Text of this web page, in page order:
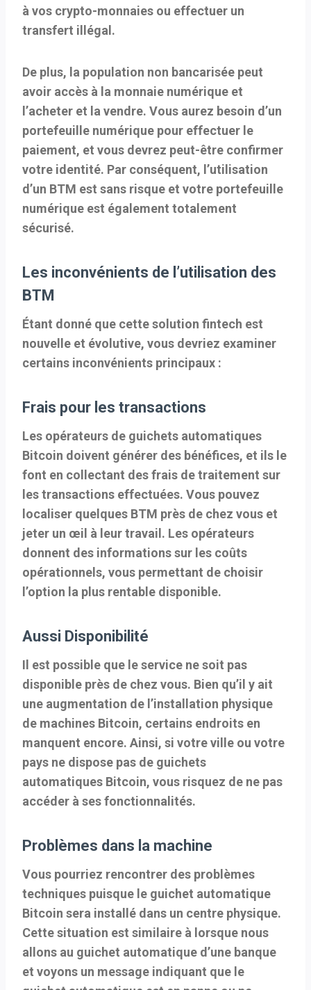
à vos crypto-monnaies ou effectuer un
transfert illégal.
De plus, la population non bancarisée peut
avoir accès à la monnaie numérique et
l’acheter et la vendre. Vous aurez besoin d’un
portefeuille numérique pour effectuer le
paiement, et vous devrez peut-être confirmer
votre identité. Par conséquent, l’utilisation
d’un BTM est sans risque et votre portefeuille
numérique est également totalement
sécurisé.
Les inconvénients de l’utilisation des
BTM
Étant donné que cette solution fintech est
nouvelle et évolutive, vous devriez examiner
certains inconvénients principaux :
Frais pour les transactions
Les opérateurs de guichets automatiques
Bitcoin doivent générer des bénéfices, et ils le
font en collectant des frais de traitement sur
les transactions effectuées. Vous pouvez
localiser quelques BTM près de chez vous et
jeter un œil à leur travail. Les opérateurs
donnent des informations sur les coûts
opérationnels, vous permettant de choisir
l’option la plus rentable disponible.
Aussi Disponibilité
Il est possible que le service ne soit pas
disponible près de chez vous. Bien qu’il y ait
une augmentation de l’installation physique
de machines Bitcoin, certains endroits en
manquent encore. Ainsi, si votre ville ou votre
pays ne dispose pas de guichets
automatiques Bitcoin, vous risquez de ne pas
accéder à ses fonctionnalités.
Problèmes dans la machine
Vous pourriez rencontrer des problèmes
techniques puisque le guichet automatique
Bitcoin sera installé dans un centre physique.
Cette situation est similaire à lorsque nous
allons au guichet automatique d’une banque
et voyons un message indiquant que le